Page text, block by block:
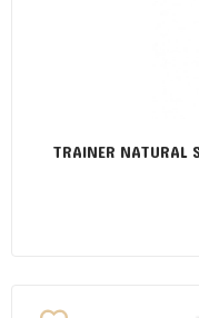
TRAINER NATURAL